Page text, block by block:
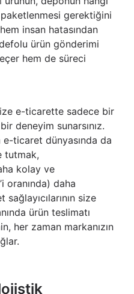
gerektiğini
insan hatasından
ürün gönderimi
hem de süreci
e-ticarette sadece bir
deneyim sunarsınız.
ticaret dünyasında da
tutmak,
kolay ve
oranında) daha
size
ürün teslimatı
her zaman markanızın